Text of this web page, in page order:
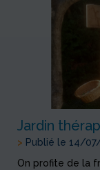
Jardin
> Publié le 14/
On profite de la